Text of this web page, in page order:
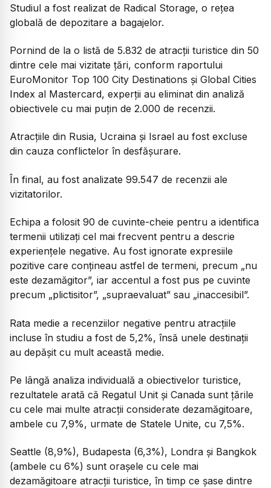
Studiul a fost realizat de Radical Storage, o rețea
globală de depozitare a bagajelor.
Pornind de la o listă de 5.832 de atracții turistice din 50
dintre cele mai vizitate țări, conform raportului
EuroMonitor Top 100 City Destinations și Global Cities
Index al Mastercard, experții au eliminat din analiză
obiectivele cu mai puțin de 2.000 de recenzii.
Atracțiile din Rusia, Ucraina și Israel au fost excluse
din cauza conflictelor în desfășurare.
În final, au fost analizate 99.547 de recenzii ale
vizitatorilor.
Echipa a folosit 90 de cuvinte-cheie pentru a identifica
termenii utilizați cel mai frecvent pentru a descrie
experiențele negative. Au fost ignorate expresiile
pozitive care conțineau astfel de termeni, precum „nu
este dezamăgitor”, iar accentul a fost pus pe cuvinte
precum „plictisitor”, „supraevaluat” sau „inaccesibil”.
Rata medie a recenziilor negative pentru atracțiile
incluse în studiu a fost de 5,2%, însă unele destinații
au depășit cu mult această medie.
Pe lângă analiza individuală a obiectivelor turistice,
rezultatele arată că Regatul Unit și Canada sunt țările
cu cele mai multe atracții considerate dezamăgitoare,
ambele cu 7,9%, urmate de Statele Unite, cu 7,5%.
Seattle (8,9%), Budapesta (6,3%), Londra și Bangkok
(ambele cu 6%) sunt orașele cu cele mai
dezamăgitoare atracții turistice, în timp ce șase dintre